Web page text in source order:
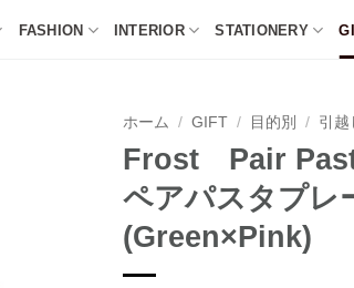
FASHION INTERIOR STATIONERY
ホーム / GIFT / 目的別 / 引越
Frost Pair
ペアパスタプレ
(Green×Pink)